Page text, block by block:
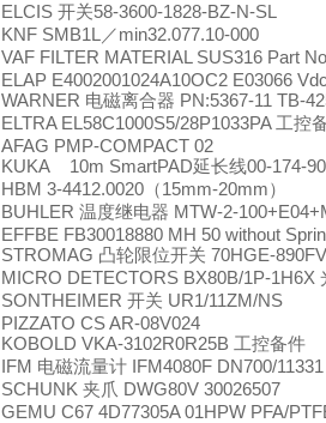
ELCIS 开关58-3600-1828-BZ-N-SL
KNF SMB1L ／min32.077.10-000
VAF FILTER MATERIAL SUS316 Part
ELAP E4002001024A10OC2 E03066
WARNER 电磁离合器 PN:5367-11 TB-
ELTRA EL58C1000S5/28P1033PA 工控
AFAG PMP-COMPACT 02
KUKA 10m SmartPAD延长线00-174-
HBM 3-4412.0020 （15mm-20mm）
BUHLER 温度继电器 MTW-2-
EFFBE FB30018880 MH 50 without
STROMAG 凸轮限位开关 70HGE-
MICRO DETECTORS BX80B/1P-1H6X
SONTHEIMER 开关 UR1/11ZM/NS
PIZZATO CS AR-08V024
KOBOLD VKA-3102R0R25B 工控备件
IFM 电磁流量计 IFM4080F DN700/11331
SCHUNK 夹爪 DWG80V 30026507
GEMU C67 4D77305A 01HPW PFA/